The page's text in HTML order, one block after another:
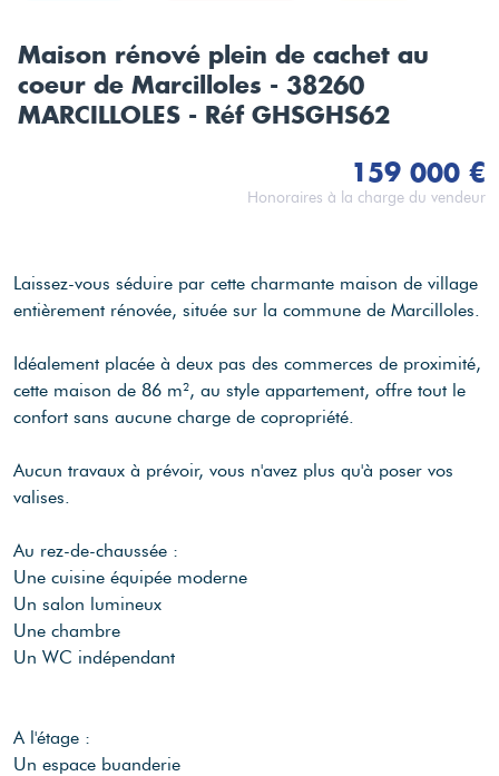
Maison rénové plein de cachet au
coeur de Marcilloles - 38260
MARCILLOLES - Réf GHSGHS62
159 000 €
Honoraires à la charge du vendeur
Laissez-vous séduire par cette charmante maison de village
entièrement rénovée, située sur la commune de Marcilloles.
Idéalement placée à deux pas des commerces de proximité,
cette maison de 86 m², au style appartement, offre tout le
confort sans aucune charge de copropriété.
Aucun travaux à prévoir, vous n'avez plus qu'à poser vos
valises.
Au rez-de-chaussée :
Une cuisine équipée moderne
Un salon lumineux
Une chambre
Un WC indépendant
A l'étage :
Un espace buanderie